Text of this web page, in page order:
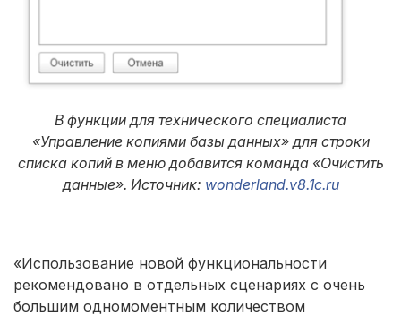
В функции для технического специалиста
«Управление копиями базы данных» для строки
списка копий в меню добавится команда «Очистить
данные». Источник: wonderland.v8.1c.ru
«Использование новой функциональности
рекомендовано в отдельных сценариях с очень
большим одномоментным количеством